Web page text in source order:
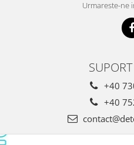
Servetele Umede Adulti
Urmareste-ne
+40
+40